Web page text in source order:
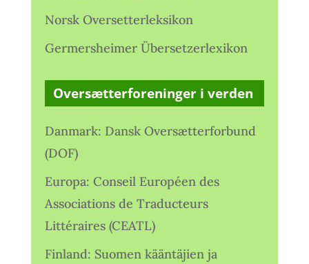
Norsk Oversetterleksikon
Germersheimer Übersetzerlexikon
Oversætterforeninger i verden
Danmark: Dansk Oversætterforbund
(DOF)
Europa: Conseil Européen des
Associations de Traducteurs
Littéraires (CEATL)
Finland: Suomen kääntäjien ja